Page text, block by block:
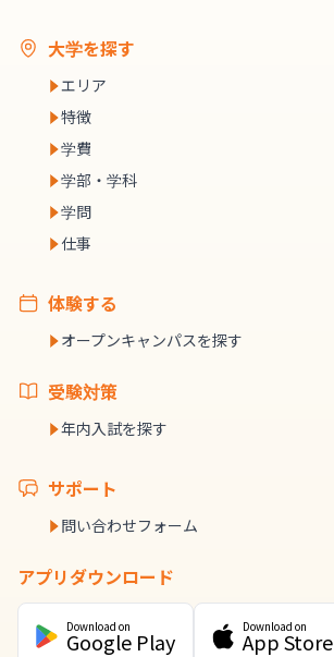
大学を探す
エリア
特徴
学費
学部・学科
学問
仕事
体験する
オープンキャンパスを探す
受験対策
年内入試を探す
サポート
問い合わせフォーム
アプリダウンロード
Download on
Google Play
Download on
App Store